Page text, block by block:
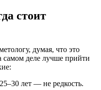
стоит
думая, что это
самом деле лучше прийти
лет — не редкость.